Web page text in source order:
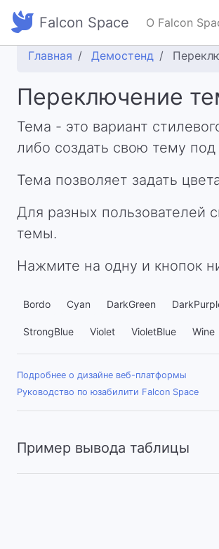
Falcon Space О Falcon
Главная Демостенд
Переключение
Тема - это вариант
либо создать свою тему
Тема позволяет задать
Для разных пользователей
темы.
Нажмите на одну и кнопок
Bordo Cyan DarkGreen
StrongBlue Violet VioletBlue Wine
Подробнее о дизайне веб-платформы
Руководство по юзабилити Falcon Space
Пример вывода таблицы